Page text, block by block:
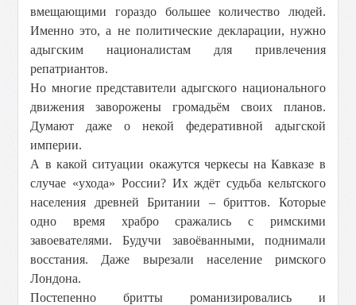
вмещающими гораздо большее количество людей.
Именно это, а не политические декларации, нужно
адыгским националистам для привлечения
репатриантов.
Но многие представители адыгского национального
движения заворожены громадьём своих планов.
Думают даже о некой федеративной адыгской
империи.
А в какой ситуации окажутся черкесы на Кавказе в
случае «ухода» России? Их ждёт судьба кельтского
населения древней Британии – бриттов. Которые
одно время храбро сражались с римскими
завоевателями. Будучи завоёванными, поднимали
восстания. Даже вырезали население римского
Лондона.
Постепенно бритты романизировались и